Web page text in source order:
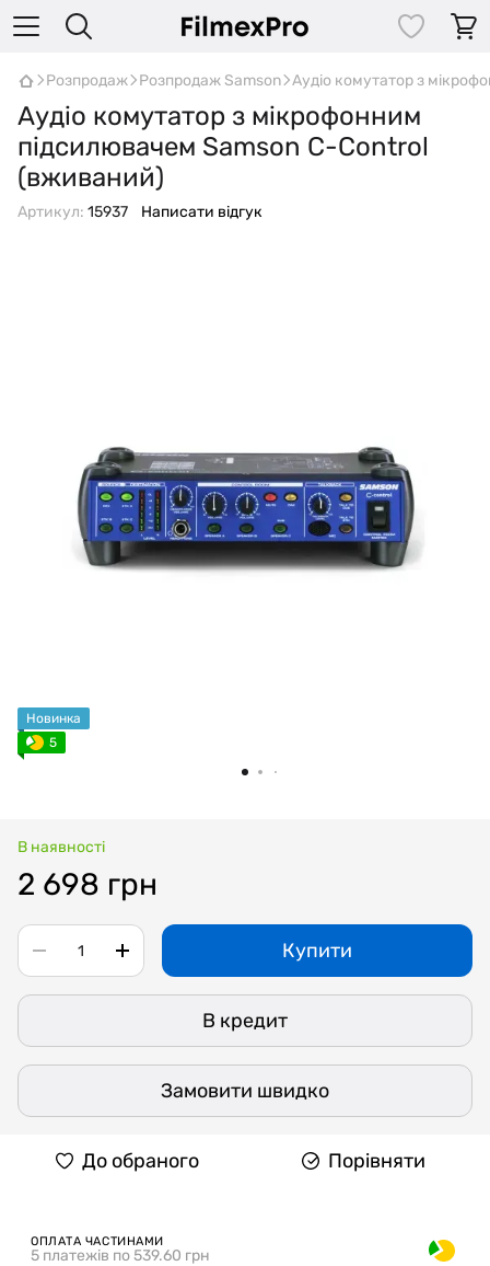
Розпродаж Розпродаж Samson Аудіо комутатор з
Аудіо комутатор з мікрофонним
підсилювачем Samson C-Control
(вживаний)
Артикул: 15937 Написати відгук
Новинка
5
В наявності
2 698 грн
Купити
В кредит
Замовити швидко
До обраного Порівняти
ОПЛАТА ЧАСТИНАМИ
5 платежів по 539.60 грн